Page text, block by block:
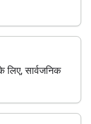
सार्वजनिक